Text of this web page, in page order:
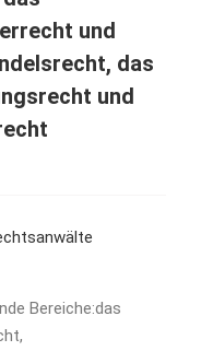
und
das
und
Bereiche:das